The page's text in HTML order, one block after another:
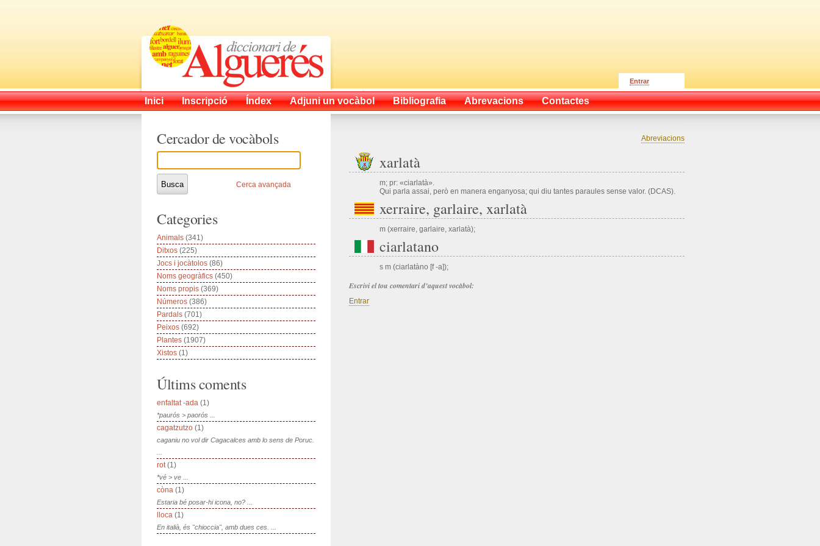
Entrar
Inici Inscripció Índex Adjuni un vocàbol Bibliografia Abrevacions Contactes
Abreviacions
xarlatà
m; pr: «ciarlatà».
Qui parla assai, però en manera enganyosa; qui diu tantes paraules sense valor. (DCAS).
xerraire, garlaire, xarlatà
m (xerraire, garlaire, xarlatà);
ciarlatano
s m (ciarlatàno [f -a]);
Escrivi el tou comentari d’aquest vocàbol:
Entrar
Cercador de vocàbols
Cerca avançada
Categories
Animals (341)
Ditxos (225)
Jocs i jocàtolos (86)
Noms geogràfics (450)
Noms propis (369)
Números (386)
Pardals (701)
Peixos (692)
Plantes (1907)
Xistos (1)
Últims coments
enfaltat -ada (1)
*paurós > paorós ...
cagatzutzo (1)
caganiu no vol dir Cagacalces amb lo sens de Poruc.
rot(1)
*vé > ve ...
còna (1)
Estaria bé posar-hi icona, no? ...
lloca (1)
En italià, és "chioccia", amb dues ces. ...